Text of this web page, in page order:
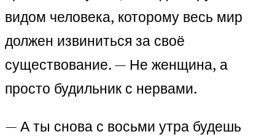
видом человека, которому весь мир
должен извиниться за своё
существование. — Не женщина, а
просто будильник с нервами.
— А ты снова с восьми утра будешь